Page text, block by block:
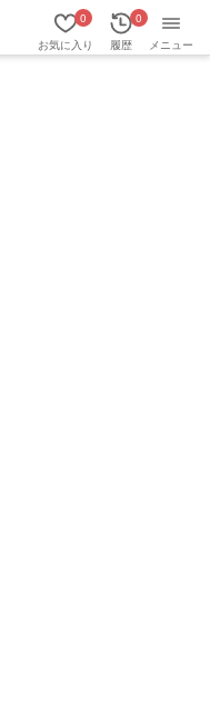
お気に入り
0
履歴
0
メニュー